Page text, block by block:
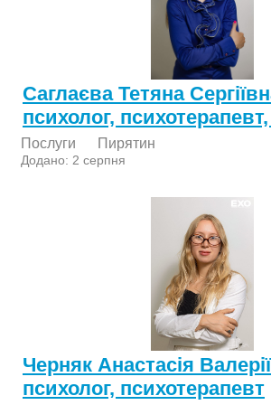
Саглаєва Тетяна
психолог,
Послуги Пирятин
Додано: 2 серпня
Черняк Анастасія
психолог, психотерапевт